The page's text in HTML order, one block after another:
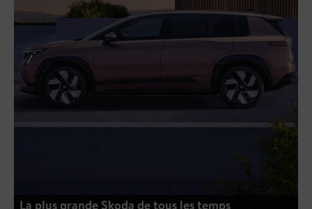
La plus grande Skoda de tous les temps